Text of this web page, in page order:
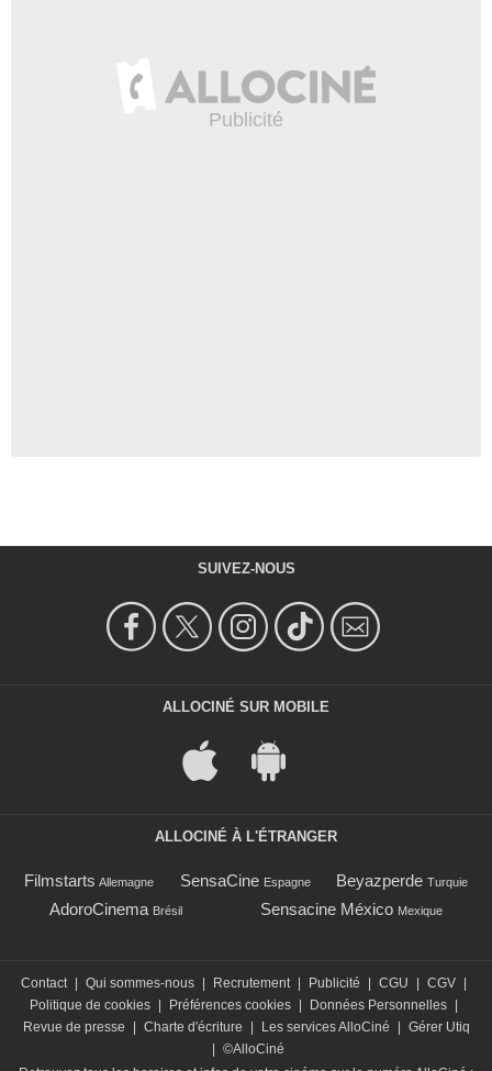
SUIVEZ-NOUS
ALLOCINÉ SUR MOBILE
ALLOCINÉ À L'ÉTRANGER
Filmstarts Allemagne SensaCine Espagne Beyazperde Turquie
AdoroCinema Brésil Sensacine México Mexique
Contact Qui sommes-nous Recrutement Publicité CGU CGV
Politique de cookies
Préférences cookies Données Personnelles
Revue de presse
Charte d'écriture Les services AlloCiné
Gérer Utiq
©AlloCiné